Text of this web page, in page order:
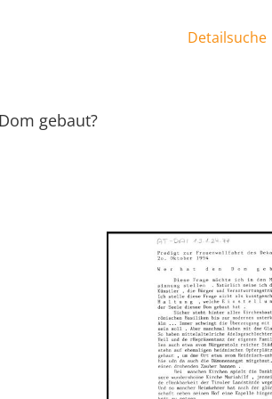
Detailsuche
gebaut?